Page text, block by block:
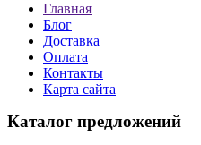
Главная
Блог
Доставка
Оплата
Контакты
Карта сайта
Каталог предложений